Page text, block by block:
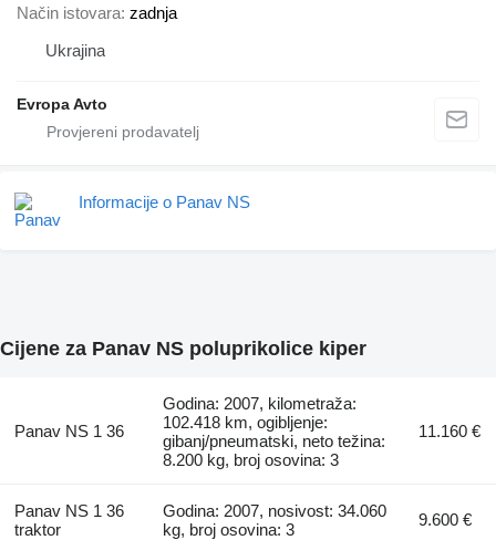
Način istovara zadnja
Ukrajina
Evropa Avto
Informacije o Panav NS
Cijene za Panav NS poluprikolice kiper
Panav NS 1 36
Godina: 2007, kilometraža:
102.418 km, ogibljenje:
gibanj/pneumatski, neto težina:
8.200 kg, broj osovina: 3
11.160 €
Panav NS 1 36
traktor
Godina: 2007, nosivost: 34.060
kg, broj osovina: 3
9.600 €